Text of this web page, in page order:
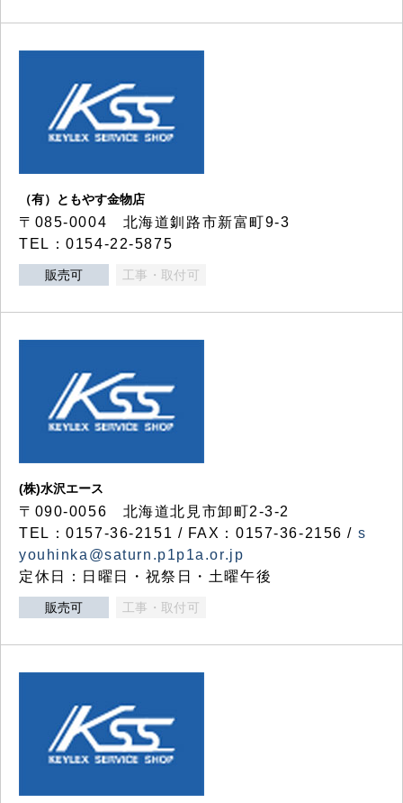
（有）ともやす金物店
〒085-0004 北海道釧路市新富町9-3
TEL：0154-22-5875
販売可 工事・取付可
(株)水沢エース
〒090-0056 北海道北見市卸町2-3-2
TEL：0157-36-2151 / FAX：0157-36-2156 / s
youhinka@saturn.p1p1a.or.jp
定休日：日曜日・祝祭日・土曜午後
販売可 工事・取付可